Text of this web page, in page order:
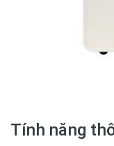
Tính năng